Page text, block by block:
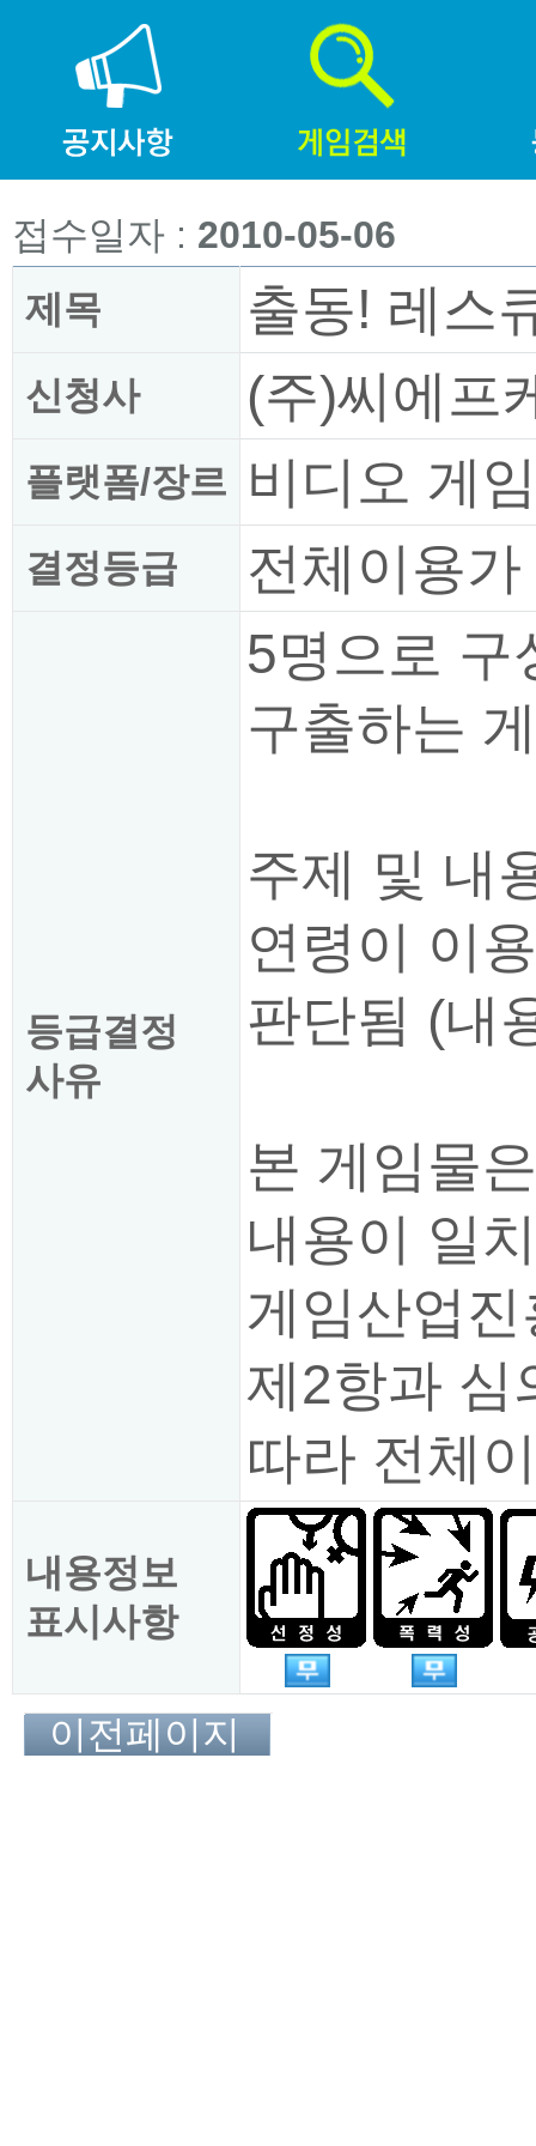
접수일자 : 2010-05-06
제목
출동! 레스
신청사 (주)씨에프
플랫폼/장르 비디오 게임
결정등급 전체이용가
등급결정
사유
5명으로 구
구출하는
주제 및 내
연령이 이
판단됨 (내
본 게임물
내용이 일
게임산업
제2항과 심
따라 전체
내용정보
표시사항
이전페이지